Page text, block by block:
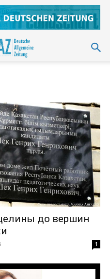
до вершин
1